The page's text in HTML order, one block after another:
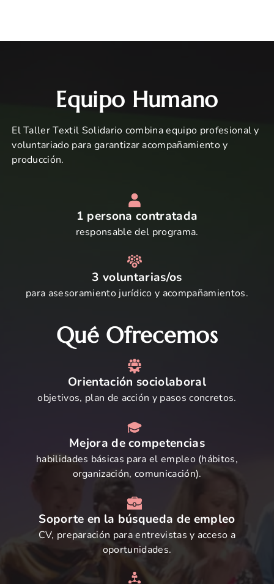
Equipo Humano
El Taller Textil Solidario combina equipo profesional y
voluntariado para garantizar acompañamiento y
producción.
1 persona contratada
responsable del programa.
3 voluntarias/os
para asesoramiento jurídico y acompañamientos.
Qué Ofrecemos
Orientación sociolaboral
objetivos, plan de acción y pasos concretos.
Mejora de competencias
habilidades básicas para el empleo (hábitos,
organización, comunicación).
Soporte en la búsqueda de empleo
CV, preparación para entrevistas y acceso a
oportunidades.